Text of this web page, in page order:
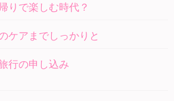
りで楽しむ時代？
ケアまでしっかりと
行の申し込み